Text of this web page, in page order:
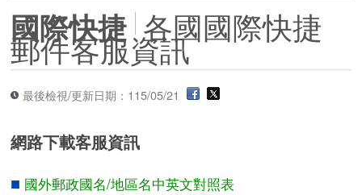
國際快捷 各國國際快捷
郵件客服資訊
最後檢視/更新日期：115/05/21
網路下載客服資訊
■ 國外郵政國名/地區名中英文對照表